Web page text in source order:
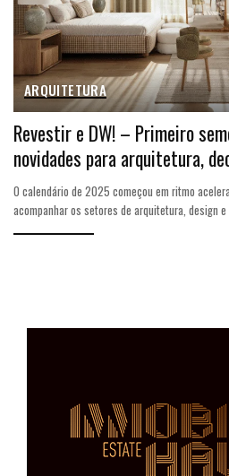
ARQUITETURA
Revestir e DW! – Primeiro
novidades para arquitetura,
O calendário de 2025 começou em ritmo
acompanhar os setores de arquitetura, design e